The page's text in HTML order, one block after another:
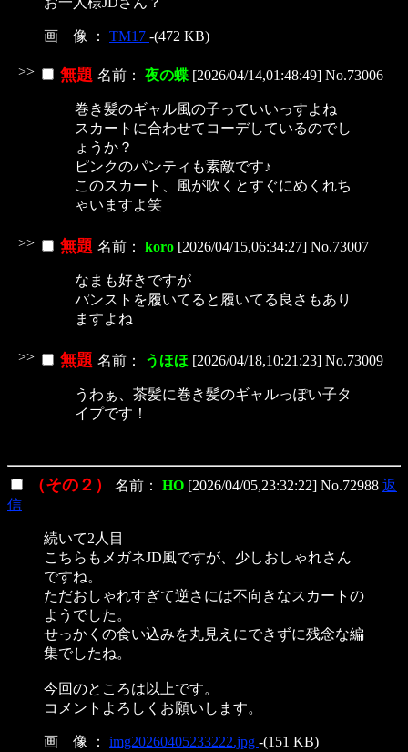
画 像 ： TM17 -(472 KB)
>> 無題 名前： 夜の蝶 [2026/04/14,01:48:49] No.73006
巻き髪のギャル風の子っていいっすよね
スカートに合わせてコーデしているのでし
ょうか？
ピンクのパンティも素敵です♪
このスカート、風が吹くとすぐにめくれち
ゃいますよ笑
>> 無題 名前： koro [2026/04/15,06:34:27] No.73007
なまも好きですが
パンストを履いてると履いてる良さもあり
ますよね
>> 無題 名前： うほほ [2026/04/18,10:21:23] No.73009
うわぁ、茶髪に巻き髪のギャルっぽい子タ
イプです！
（その２） 名前： HO [2026/04/05,23:32:22] No.72988 返
信
続いて2人目
こちらもメガネJD風ですが、少しおしゃれさん
ですね。
ただおしゃれすぎて逆さには不向きなスカートの
ようでした。
せっかくの食い込みを丸見えにできずに残念な編
集でしたね。
今回のところは以上です。
コメントよろしくお願いします。
画 像 ： img20260405233222.jpg -(151 KB)